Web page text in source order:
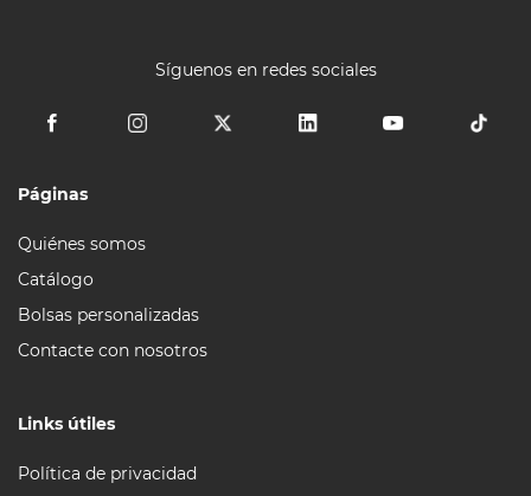
Síguenos en redes sociales
Páginas
Quiénes somos
Catálogo
Bolsas personalizadas
Contacte con nosotros
Links útiles
Política de privacidad